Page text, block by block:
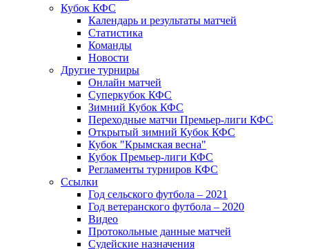
Кубок КФС
Календарь и результаты матчей
Статистика
Команды
Новости
Другие турниры
Онлайн матчей
Суперкубок КФС
Зимний Кубок КФС
Переходные матчи Премьер-лиги КФС
Открытый зимний Кубок КФС
Кубок "Крымская весна"
Кубок Премьер-лиги КФС
Регламенты турниров КФС
Ссылки
Год сельского футбола – 2021
Год ветеранского футбола – 2020
Видео
Протокольные данные матчей
Судейские назначения